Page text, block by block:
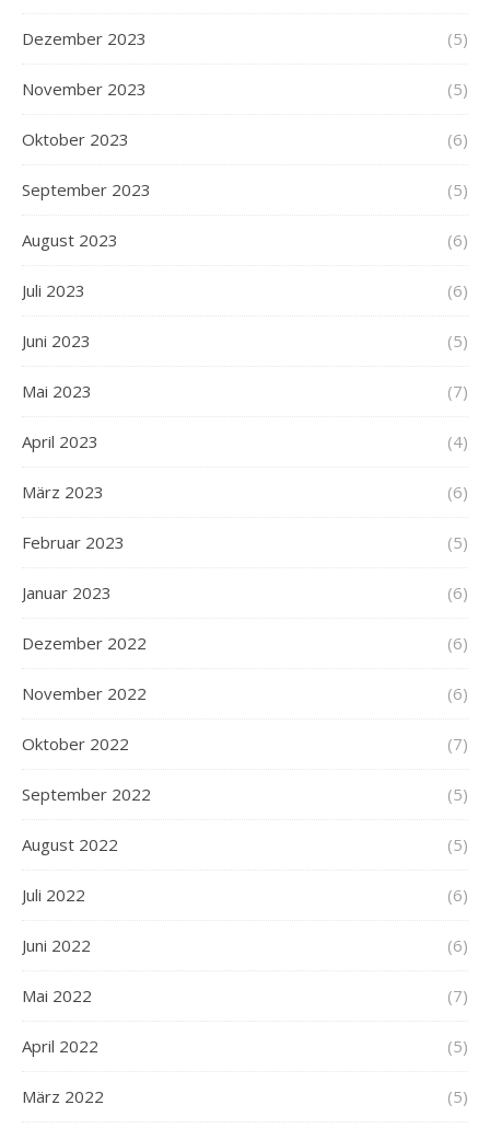
Dezember 2023 (5)
November 2023 (5)
Oktober 2023 (6)
September 2023 (5)
August 2023 (6)
Juli 2023 (6)
Juni 2023 (5)
Mai 2023 (7)
April 2023 (4)
März 2023 (6)
Februar 2023 (5)
Januar 2023 (6)
Dezember 2022 (6)
November 2022 (6)
Oktober 2022 (7)
September 2022 (5)
August 2022 (5)
Juli 2022 (6)
Juni 2022 (6)
Mai 2022 (7)
April 2022 (5)
März 2022 (5)